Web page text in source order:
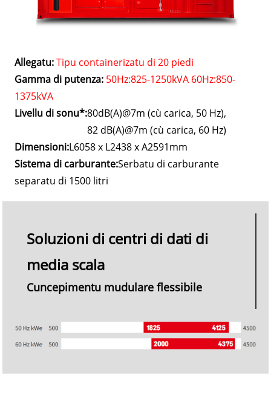
Allegatu: Tipu containerizatu di 20 piedi
Gamma di putenza: 50Hz:825-1250kVA 60Hz:850-
1375kVA
Livellu di sonu*:80dB(A)@7m (cù carica, 50 Hz),
82 dB(A)@7m (cù carica, 60 Hz)
Dimensioni:L6058 x L2438 x A2591mm
Sistema di carburante:Serbatu di carburante
separatu di 1500 litri
Soluzioni di centri di dati di
media scala
Cuncepimentu mudulare flessibile